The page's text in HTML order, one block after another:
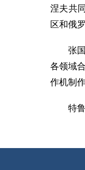
涅夫共
区和俄
张
各领域
作机制
特